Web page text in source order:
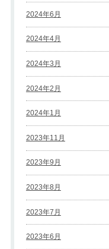
2024年6月
2024年4月
2024年3月
2024年2月
2024年1月
2023年11月
2023年9月
2023年8月
2023年7月
2023年6月